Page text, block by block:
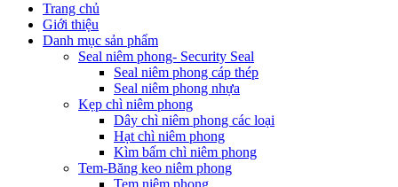
Trang chủ
Giới thiệu
Danh mục sản phẩm
Seal niêm phong- Security Seal
Seal niêm phong cáp thép
Seal niêm phong nhựa
Kẹp chì niêm phong
Dây chì niêm phong các loại
Hạt chì niêm phong
Kìm bấm chì niêm phong
Tem-Băng keo niêm phong
Tem niêm phong